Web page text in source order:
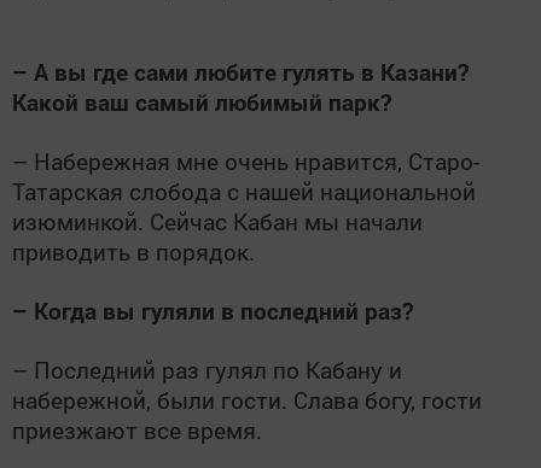
– А вы где сами любите гулять в Казани?
Какой ваш самый любимый парк?
– Набережная мне очень нравится, Старо-
Татарская слобода с нашей национальной
изюминкой. Сейчас Кабан мы начали
приводить в порядок.
– Когда вы гуляли в последний раз?
– Последний раз гулял по Кабану и
набережной, были гости. Слава богу, гости
приезжают все время.